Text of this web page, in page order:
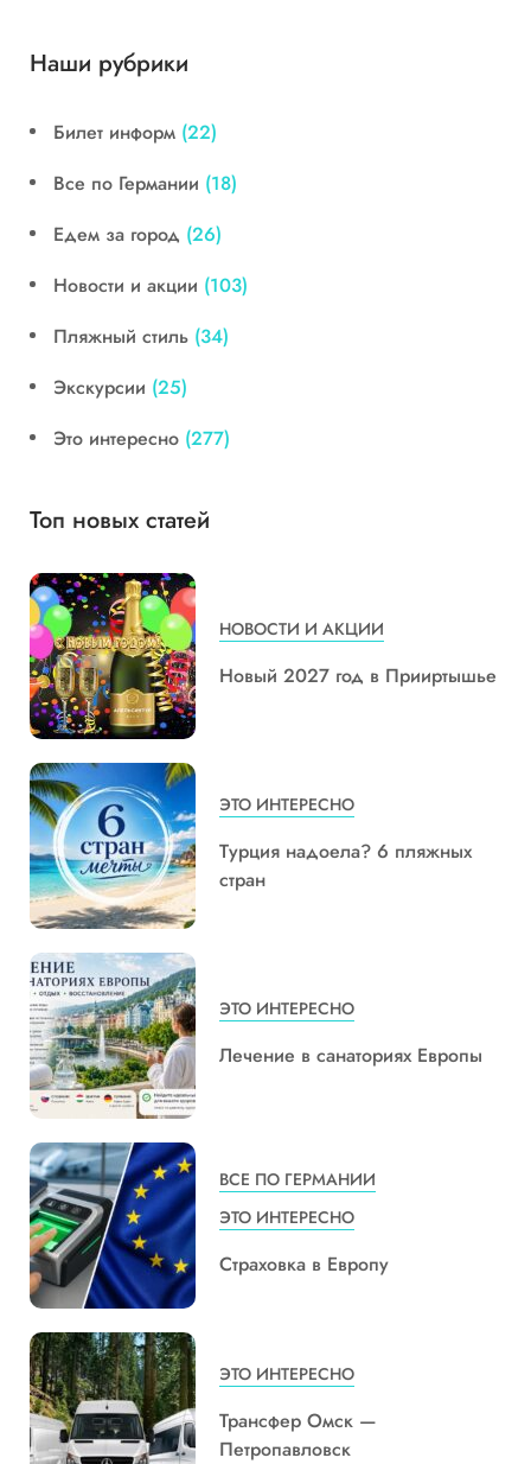
Наши рубрики
Билет информ (22)
Все по Германии (18)
Едем за город (26)
Новости и акции (103)
Пляжный стиль (34)
Экскурсии (25)
Это интересно (277)
Топ новых статей
НОВОСТИ И АКЦИИ
Новый 2027 год в Прииртышье
ЭТО ИНТЕРЕСНО
Турция надоела? 6 пляжных
стран
ЭТО ИНТЕРЕСНО
Лечение в санаториях Европы
ВСЕ ПО ГЕРМАНИИ
ЭТО ИНТЕРЕСНО
Страховка в Европу
ЭТО ИНТЕРЕСНО
Трансфер Омск —
Петропавловск